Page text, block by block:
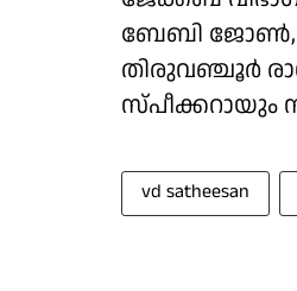
ബേബി ജോൺ,
തിരുവഞ്ചൂർ
സ്പീക്കറായും
vd satheesan